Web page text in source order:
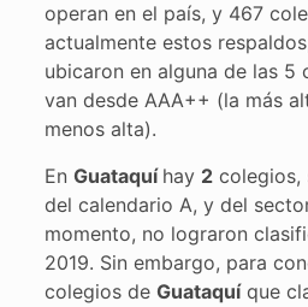
operan en el país, y 467
actualmente estos
ubicaron en alguna de las 5
van desde AAA++ (la más
menos alta).
En Guataquí hay 2colegios,
del calendario A, y del
momento, no lograron
2019. Sin embargo, para
colegios de Guataquíque